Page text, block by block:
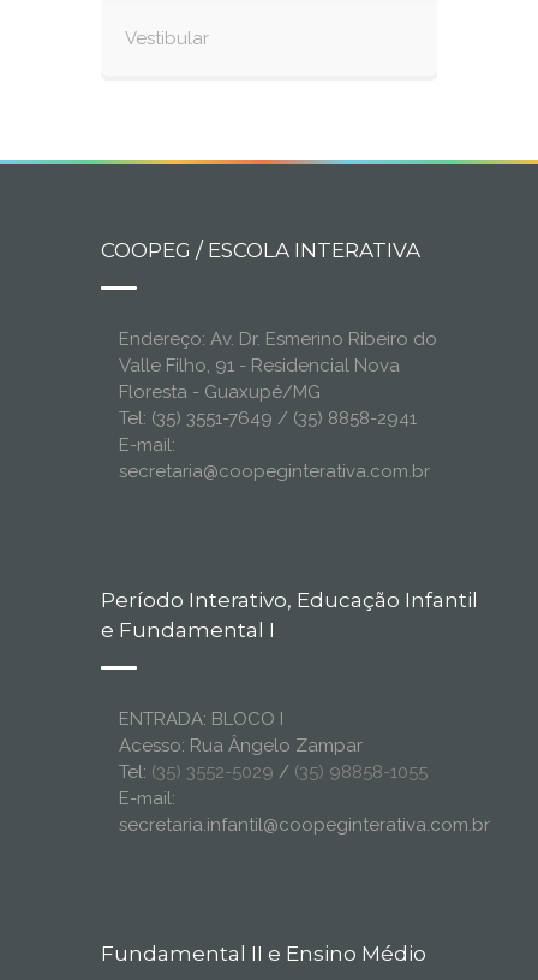
Vestibular
COOPEG / ESCOLA INTERATIVA
Endereço: Av. Dr. Esmerino Ribeiro do
Valle Filho, 91 - Residencial Nova
Floresta - Guaxupé/MG
Tel: (35) 3551-7649 / (35) 8858-2941
E-mail:
secretaria@coopeginterativa.com.br
Período Interativo, Educação Infantil
e Fundamental I
ENTRADA: BLOCO I
Acesso: Rua Ângelo Zampar
Tel: (35) 3552-5029 / (35) 98858-1055
E-mail:
secretaria.infantil@coopeginterativa.com.br
Fundamental II e Ensino Médio